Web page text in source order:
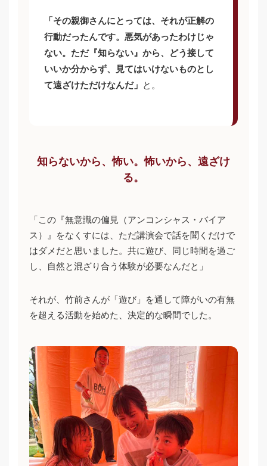
「その親御さんにとっては、それが正解の
行動だったんです。悪気があったわけじゃ
ない。ただ『知らない』から、どう接して
いいか分からず、見てはいけないものとし
て遠ざけただけなんだ」
と。
知らないから、怖い。怖いから、遠ざけ
る。
「この『無意識の偏見（アンコンシャス・バイア
ス）』をなくすには、ただ講演会で話を聞くだけで
はダメだと思いました。共に遊び、同じ時間を過ご
し、自然と混ざり合う体験が必要なんだと」
それが、竹前さんが「遊び」を通して障がいの有無
を超える活動を始めた、決定的な瞬間でした。